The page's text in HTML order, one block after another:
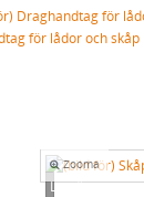
för lådor och skåp
Loading...
Zooma